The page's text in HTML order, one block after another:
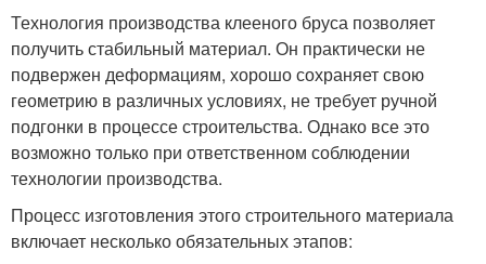
Технология производства клееного бруса позволяет
получить стабильный материал. Он практически не
подвержен деформациям, хорошо сохраняет свою
геометрию в различных условиях, не требует ручной
подгонки в процессе строительства. Однако все это
возможно только при ответственном соблюдении
технологии производства.
Процесс изготовления этого строительного материала
включает несколько обязательных этапов: